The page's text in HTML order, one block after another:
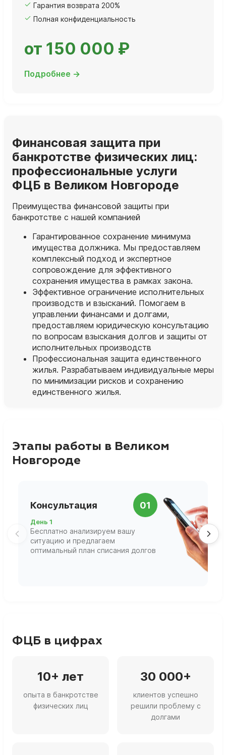
Гарантия возврата 200%
Полная конфиденциальность
от 150 000 ₽
Подробнее →
Финансовая защита при
банкротстве физических лиц:
профессиональные услуги
ФЦБ в Великом Новгороде
Преимущества финансовой защиты при
банкротстве с нашей компанией
Гарантированное сохранение минимума
имущества должника. Мы предоставляем
комплексный подход и экспертное
сопровождение для эффективного
сохранения имущества в рамках закона.
Эффективное ограничение исполнительных
производств и взысканий. Помогаем в
управлении финансами и долгами,
предоставляем юридическую консультацию
по вопросам взыскания долгов и защиты от
исполнительных производств
Профессиональная защита единственного
жилья. Разрабатываем индивидуальные меры
по минимизации рисков и сохранению
единственного жилья.
Этапы работы в Великом
Новгороде
Консультация 01
День 1
Бесплатно анализируем вашу
ситуацию и предлагаем
оптимальный план списания долгов
ФЦБ в цифрах
10+ лет
опыта в банкротстве
физических лиц
30 000+
клиентов успешно
решили проблему с
долгами